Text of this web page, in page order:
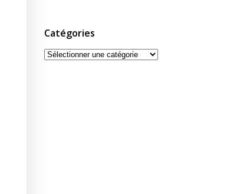
Catégories
Catégories